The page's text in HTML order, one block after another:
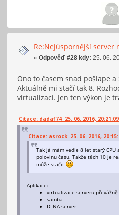
Re:Nejúspornější server
« Odpověď #28 kdy: 25. 06.
Ono to časem snad pošlape
Aktuálně mi stačí tak 8.
virtualizaci. Jen ten výkon je
Citace: dadaf74 25. 06. 2016, 20:21:09
Citace: asrock 25. 06. 2016,
Tak já mám vedle 8 let starý CPU
polovinu času. Takže těch 10 je
může stačit
Aplikace:
virtualizace serveru
samba
DLNA server